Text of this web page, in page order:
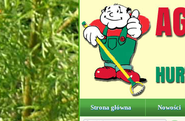
Strona główna Nowości